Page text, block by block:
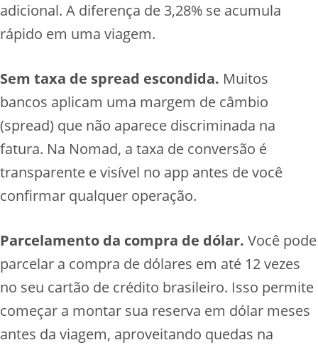
adicional. A diferença de 3,28% se acumula
rápido em uma viagem.
Sem taxa de spread escondida. Muitos
bancos aplicam uma margem de câmbio
(spread) que não aparece discriminada na
fatura. Na Nomad, a taxa de conversão é
transparente e visível no app antes de você
confirmar qualquer operação.
Parcelamento da compra de dólar. Você pode
parcelar a compra de dólares em até 12 vezes
no seu cartão de crédito brasileiro. Isso permite
começar a montar sua reserva em dólar meses
antes da viagem, aproveitando quedas na